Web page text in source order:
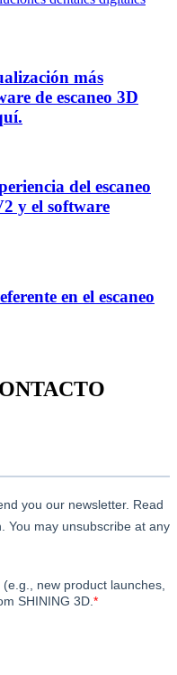
más
de escaneo 3D
del escaneo
y el software
en el escaneo